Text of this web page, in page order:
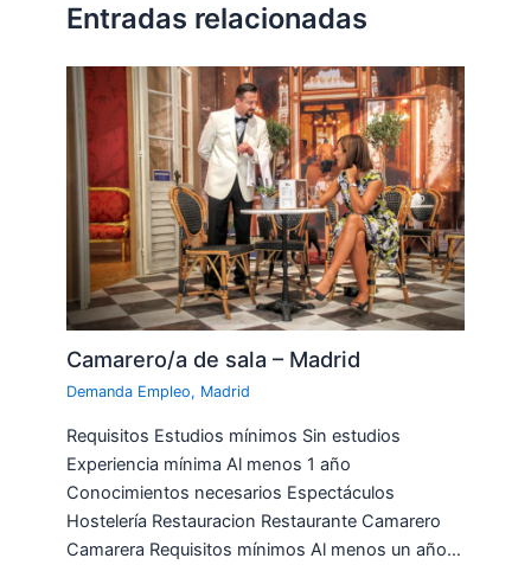
Entradas relacionadas
Camarero/a de sala – Madrid
Demanda Empleo, Madrid
Requisitos Estudios mínimos Sin estudios
Experiencia mínima Al menos 1 año
Conocimientos necesarios Espectáculos
Hostelería Restauracion Restaurante Camarero
Camarera Requisitos mínimos Al menos un año…